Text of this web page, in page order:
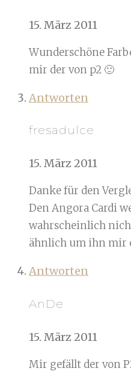
15. März 2011
Wunderschöne
mir der von p2 🙂
Antworten
fresadulce
15. März 2011
Danke für den
Den Angora Cardi
wahrscheinlich
ähnlich um ihn mir
Antworten
AnDe
15. März 2011
Mir gefällt der von